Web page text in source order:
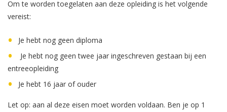
Om te worden toegelaten aan deze opleiding is het volgende
vereist:
Je hebt nog geen diploma
Je hebt nog geen twee jaar ingeschreven gestaan bij een
entreeopleiding
Je hebt 16 jaar of ouder
Let op: aan al deze eisen moet worden voldaan. Ben je op 1